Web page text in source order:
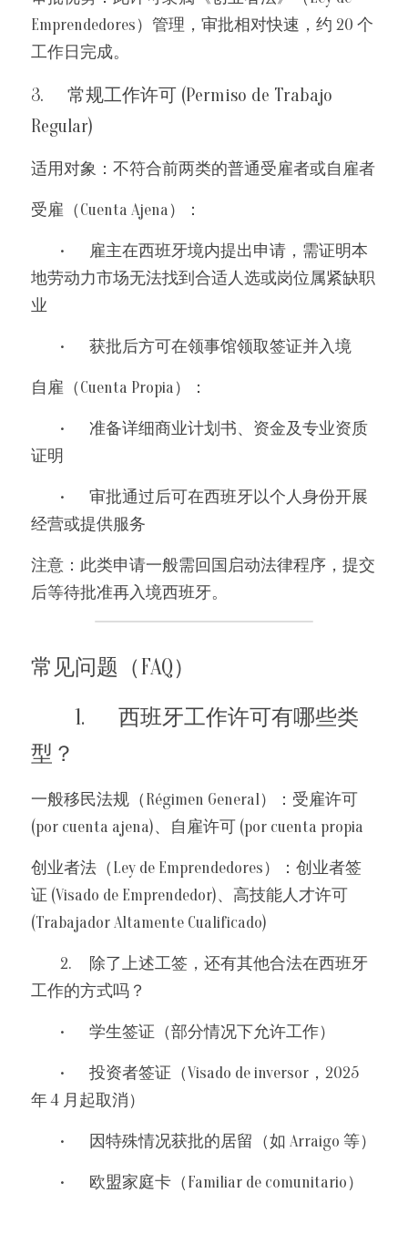
Emprendedores）管理，审批相对快速，约 20 个
工作日完成。
3.	常规工作许可 (Permiso de Trabajo
Regular)
适用对象：不符合前两类的普通受雇者或自雇者
受雇（Cuenta Ajena）：
地劳动力市场无法找到合适人选或岗位属紧缺职
业
	•	获批后方可在领事馆领取签证并入境
自雇（Cuenta Propia）：
证明
经营或提供服务
注意：此类申请一般需回国启动法律程序，提交
后等待批准再入境西班牙。
常见问题（FAQ）
型？
一般移民法规（Régimen General）：受雇许可
(por cuenta ajena)、自雇许可 (por cuenta propia
创业者法（Ley de Emprendedores）：创业者签
证 (Visado de Emprendedor)、高技能人才许可
(Trabajador Altamente Cualificado)
工作的方式吗？
	•	学生签证（部分情况下允许工作）
年 4 月起取消）
	•	因特殊情况获批的居留（如 Arraigo 等）
	•	欧盟家庭卡（Familiar de comunitario）